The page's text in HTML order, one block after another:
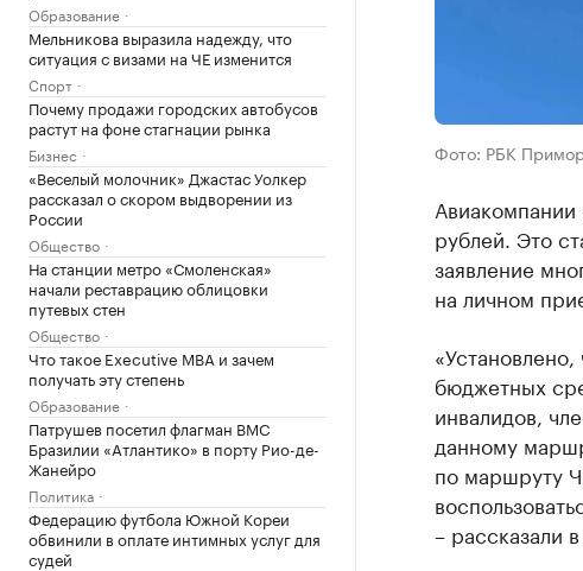
Образование
Мельникова выразила надежду, что
ситуация с визами на ЧЕ изменится
Спорт
Почему продажи городских автобусов
растут на фоне стагнации рынка
Бизнес
«Веселый молочник» Джастас Уолкер
рассказал о скором выдворении из
России
Общество
На станции метро «Смоленская»
начали реставрацию облицовки
путевых стен
Общество
Что такое Executive MBA и зачем
получать эту степень
Образование
Патрушев посетил флагман ВМС
Бразилии «Атлантико» в порту Рио-де-
Жанейро
Политика
Федерацию футбола Южной Кореи
обвинили в оплате интимных услуг для
судей
Фото: РБК
рублей. Это
заявление
на личном
бюджетных
инвалидов,
данному
по маршруту
– рассказали